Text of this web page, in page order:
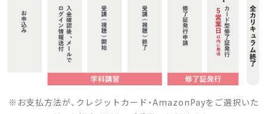
※お支払方法が、クレジットカード・AmazonPayをご選択いた